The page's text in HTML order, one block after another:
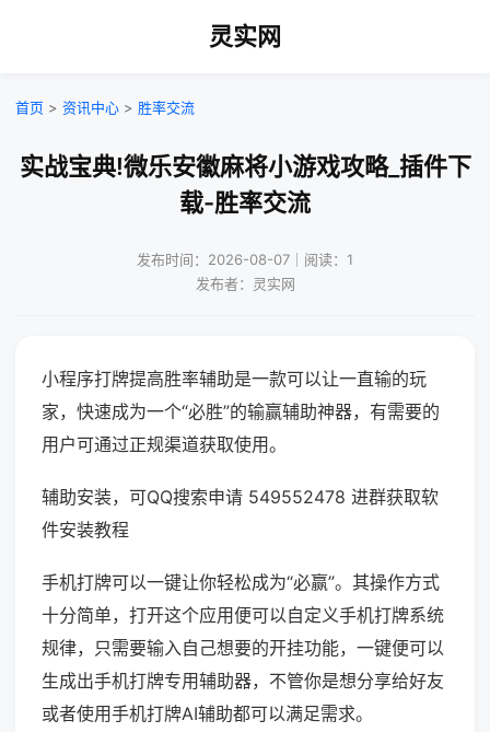
灵实网
首页 > 资讯中心 > 胜率交流
实战宝典!微乐安徽麻将小游戏攻略_插件下
载-胜率交流
发布时间：2026-08-07｜阅读：1
发布者：灵实网
小程序打牌提高胜率辅助是一款可以让一直输的玩
家，快速成为一个“必胜”的输赢辅助神器，有需要的
用户可通过正规渠道获取使用。
辅助安装，可QQ搜索申请 549552478 进群获取软
件安装教程
手机打牌可以一键让你轻松成为“必赢”。其操作方式
十分简单，打开这个应用便可以自定义手机打牌系统
规律，只需要输入自己想要的开挂功能，一键便可以
生成出手机打牌专用辅助器，不管你是想分享给好友
或者使用手机打牌AI辅助都可以满足需求。